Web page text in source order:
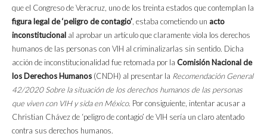
que el Congreso de Veracruz, uno de los treinta estados que contemplan la
figura legal de ‘peligro de contagio’, estaba cometiendo un acto
inconstitucional al aprobar un artículo que claramente viola los derechos
humanos de las personas con VIH al criminalizarlas sin sentido. Dicha
acción de inconstitucionalidad fue retomada por la Comisión Nacional de
los Derechos Humanos (CNDH) al presentar la Recomendación General
42/2020 Sobre la situación de los derechos humanos de las personas
que viven con VIH y sida en México. Por consiguiente, intentar acusar a
Christian Chávez de ‘peligro de contagio’ de VIH sería un claro atentado
contra sus derechos humanos.